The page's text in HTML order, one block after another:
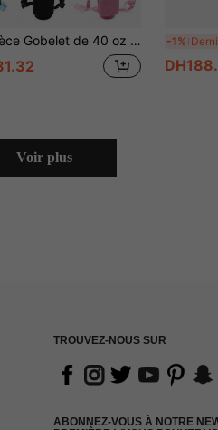
portable et sangle d'épaule réglable, housse de gobelet, sac de rangement double, porte-monnaie mobile pour gobelet, convient pour les accessoires de gobelet de voyage, de plein air et de fitness -1%
Voir plus
TROUVEZ-NOUS SUR
ABONNEZ-VOUS À NOTRE